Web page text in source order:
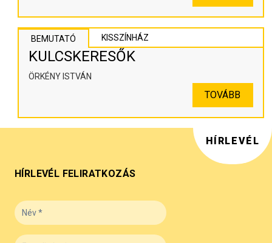
BEMUTATÓ KISSZÍNHÁZ
KULCSKERESŐK
ÖRKÉNY ISTVÁN
TOVÁBB
HÍRLEVÉL
HÍRLEVÉL FELIRATKOZÁS